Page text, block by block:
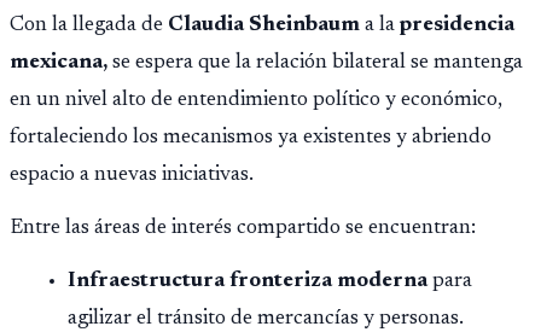
Con la llegada de Claudia Sheinbaum a la presidencia
mexicana, se espera que la relación bilateral se mantenga
en un nivel alto de entendimiento político y económico,
fortaleciendo los mecanismos ya existentes y abriendo
espacio a nuevas iniciativas.
Entre las áreas de interés compartido se encuentran:
Infraestructura fronteriza modernapara
agilizar el tránsito de mercancías y personas.